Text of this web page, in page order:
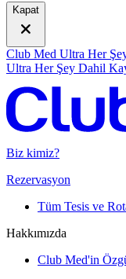
Kapat
Club Med Ultra Her
Ultra Her Şey Dahil
Biz kimiz?
Rezervasyon
Tüm Tesis ve
Hakkımızda
Club Med'in